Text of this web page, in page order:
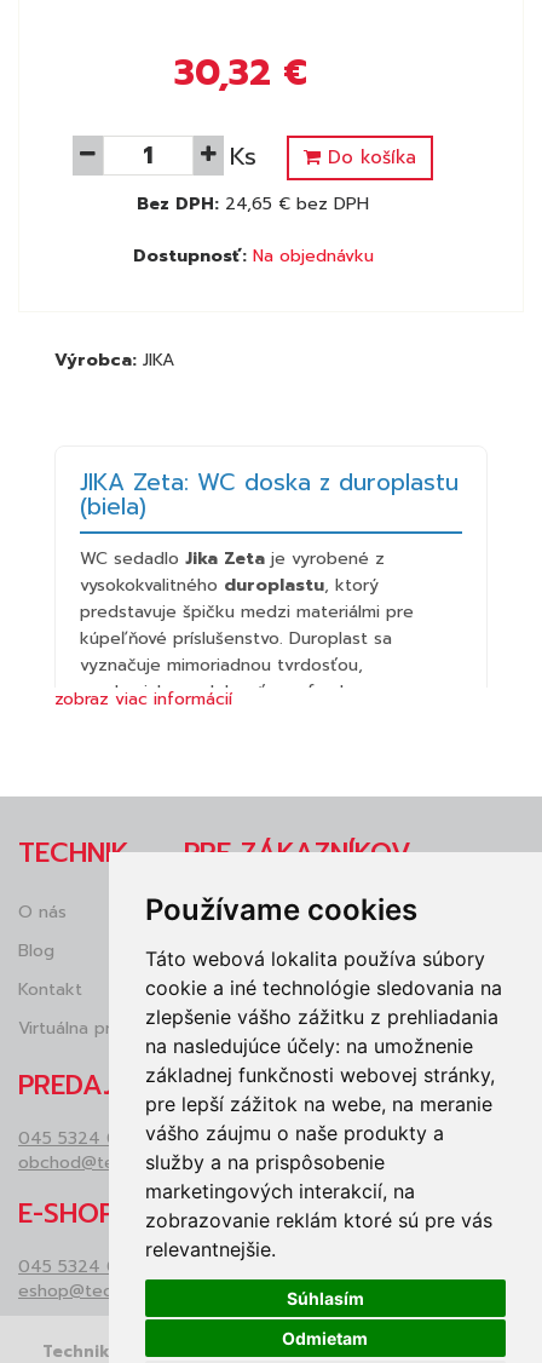
Používame cookies
Táto webová lokalita používa súbory
cookie a iné technológie sledovania na
zlepšenie vášho zážitku z prehliadania
na nasledujúce účely: na umožnenie
základnej funkčnosti webovej stránky,
pre lepší zážitok na webe, na meranie
vášho záujmu o naše produkty a
služby a na prispôsobenie
marketingových interakcií, na
zobrazovanie reklám ktoré sú pre vás
relevantnejšie.
Súhlasím
Odmietam
30,32 €
Ks Do košíka
Bez DPH: 24,65 € bez DPH
Dostupnosť: Na objednávku
Výrobca: JIKA
JIKA Zeta: WC doska z duroplastu
(biela)
WC sedadlo Jika Zeta je vyrobené z
vysokokvalitného duroplastu, ktorý
predstavuje špičku medzi materiálmi pre
kúpeľňové príslušenstvo. Duroplast sa
vyznačuje mimoriadnou tvrdosťou,
mechanickou odolnosťou a farebnou
presne pasoval na všetky typy WC mís série
vytvára s keramikou vizuálne aj funkčne
Prednosti duroplastovej dosky Zeta:
Odolný materiál:Odoláva
poškriabaniu a bežným čistiacim
prostriedkom.
Hygienický povrch:Neporézny
materiál bráni množeniu baktérií.
Tvarová stálosť:Doska sa
neprehýba a pevne drží na mise.
Jednoduchá montáž:Súčasťou
balenia sú kvalitné úchyty pre stabilné
upevnenie.
Technická poznámka:
Tento model je v klasickom prevedeníbez
spomaľovacieho mechanizmu. Ak
zobraz viac informácií
TECHNIK
O nás
Blog
Kontakt
Virtuálna prehliadka
PRE ZÁKAZNÍKOV
Obchodné podmienky
Reklamácie
Ochrana osobných údajov (GDRP)
Vrátenie tovaru
PREDAJŇA
045 5324 050
obchod@technikzv.sk
E-SHOP
045 5324 048
eshop@technikzv.sk
Technik © 2026 LLARIK